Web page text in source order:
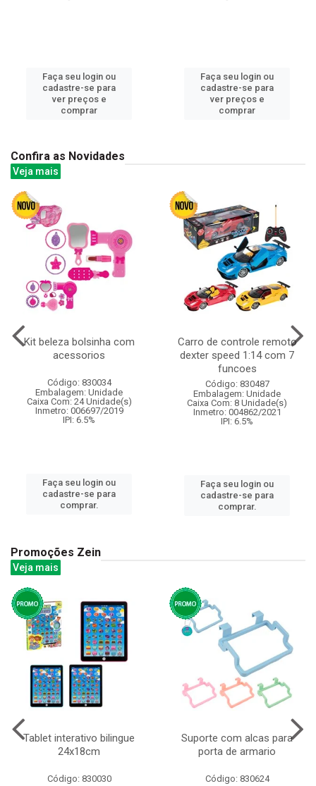
Faça seu login ou
cadastre-se para
ver preços e
comprar
Faça seu login ou
cadastre-se para
ver preços e
comprar
Confira as Novidades
Veja mais
Kit beleza bolsinha com
acessorios
Código: 830034
Embalagem: Unidade
Caixa Com: 24 Unidade(s)
Inmetro: 006697/2019
IPI: 6.5%
Faça seu login ou
cadastre-se para
comprar.
Carro de controle remoto
dexter speed 1:14 com 7
funcoes
Código: 830487
Embalagem: Unidade
Caixa Com: 8 Unidade(s)
Inmetro: 004862/2021
IPI: 6.5%
Faça seu login ou
cadastre-se para
comprar.
Promoções Zein
Veja mais
Tablet interativo bilingue
24x18cm
Código: 830030
Suporte com alcas para
porta de armario
Código: 830624